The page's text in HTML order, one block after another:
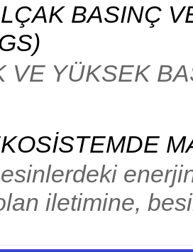
BASINÇ
VE YÜKSEK
iletimine,